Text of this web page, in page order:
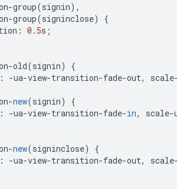
-group(signin),
-group(signinclose)
{
: 0.5s ;
-old(signin)
{
: -ua-view-transition-fade-out, scale
-new(signin)
{
: -ua-view-transition-fade-in, scale-
-new(signinclose)
{
: -ua-view-transition-fade-out, scale